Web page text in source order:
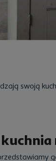
swoją